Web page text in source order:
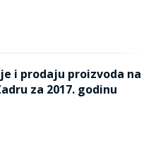
i prodaju proizvoda na
za 2017. godinu